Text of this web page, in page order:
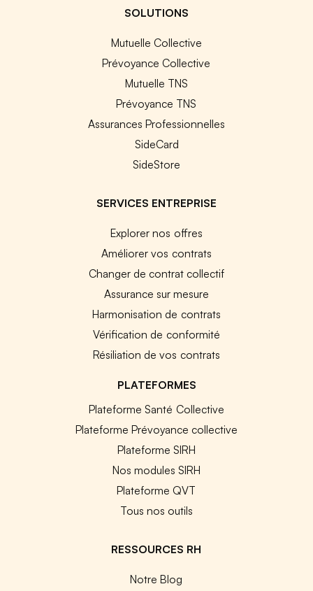
SOLUTIONS
Mutuelle Collective
Prévoyance Collective
Mutuelle TNS
Prévoyance TNS
Assurances Professionnelles
SideCard
SideStore
SERVICES ENTREPRISE
Explorer nos offres
Améliorer vos contrats
Changer de contrat collectif
Assurance sur mesure
Harmonisation de contrats
Vérification de conformité
Résiliation de vos contrats
PLATEFORMES
Plateforme Santé Collective
Plateforme Prévoyance collective
Plateforme SIRH
Nos modules SIRH
Plateforme QVT
Tous nos outils
RESSOURCES RH
Notre Blog